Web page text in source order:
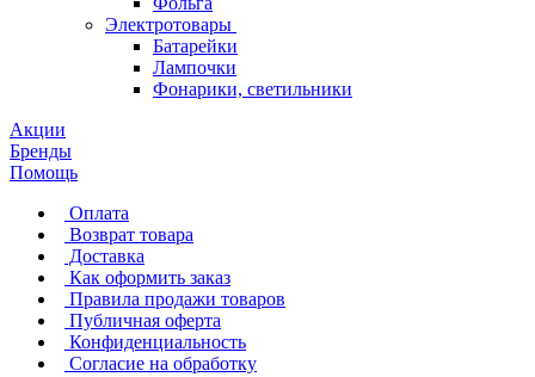
Электротовары
Батарейки
Лампочки
Фонарики, светильники
Акции
Бренды
Помощь
Оплата
Возврат товара
Доставка
Как оформить заказ
Правила продажи товаров
Публичная оферта
Конфиденциальность
Согласие на обработку